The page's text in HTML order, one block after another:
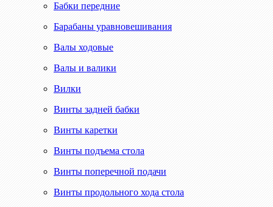
Бабки передние
Барабаны уравновешивания
Валы ходовые
Валы и валики
Вилки
Винты задней бабки
Винты каретки
Винты подъема стола
Винты поперечной подачи
Винты продольного хода стола